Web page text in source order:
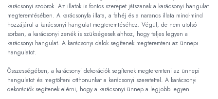
karácsonyi szobrok. Az illatok is fontos szerepet játszanak a karácsonyi hangulat
megteremtésében. A karácsonyfa illata, a fahéj és a narancs illata mind-mind
hozzájárul a karácsonyi hangulat megteremtéséhez. Végül, de nem utolsó
sorban, a karácsonyi zenék is szükségesek ahhoz, hogy teljes legyen a
karácsonyi hangulat. A karácsonyi dalok segítenek megteremteni az ünnepi
hangulatot.
Összességében, a karácsonyi dekorációk segítenek megteremteni az ünnepi
hangulatot és megtölteni otthonunkat a karácsonyi szeretettel. A karácsonyi
dekorációk segítenek elérni, hogy a karácsonyi ünnep a legjobb legyen.